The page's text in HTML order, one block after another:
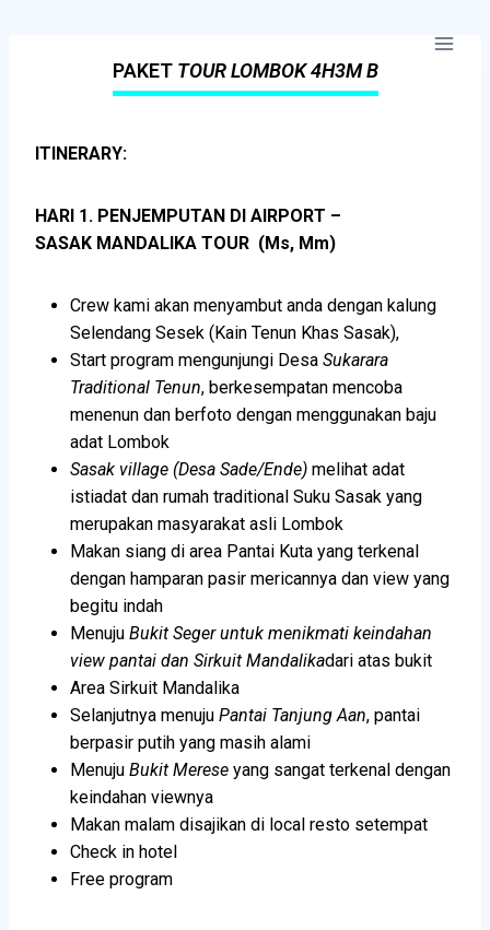
PAKET TOUR LOMBOK 4H3M B
ITINERARY:
HARI 1. PENJEMPUTAN DI AIRPORT –
SASAK MANDALIKA TOUR (Ms, Mm)
Crew kami akan menyambut anda dengan kalung
Selendang Sesek (Kain Tenun Khas Sasak),
Start program mengunjungi Desa Sukarara
Traditional Tenun, berkesempatan mencoba
menenun dan berfoto dengan menggunakan baju
adat Lombok
Sasak village (Desa Sade/Ende) melihat adat
istiadat dan rumah traditional Suku Sasak yang
merupakan masyarakat asli Lombok
Makan siang di area Pantai Kuta yang terkenal
dengan hamparan pasir mericannya dan view yang
begitu indah
Menuju Bukit Segeruntuk menikmati keindahan
view pantai dan Sirkuit Mandalikadari atas bukit
Area Sirkuit Mandalika
Selanjutnya menuju Pantai Tanjung Aan, pantai
berpasir putih yang masih alami
Menuju Bukit Merese yang sangat terkenal dengan
keindahan viewnya
Makan malam disajikan di local resto setempat
Check in hotel
Free program